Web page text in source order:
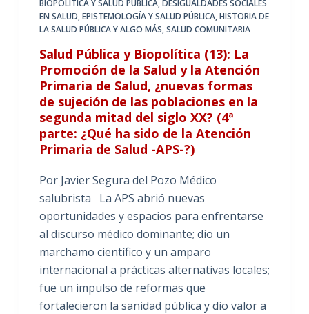
BIOPOLÍTICA Y SALUD PUBLICA,DESIGUALDADES SOCIALES
EN SALUD,EPISTEMOLOGÍA Y SALUD PÚBLICA,HISTORIA DE
LA SALUD PÚBLICA Y ALGO MÁS,SALUD COMUNITARIA
Salud Pública y Biopolítica (13): La
Promoción de la Salud y la Atención
Primaria de Salud, ¿nuevas formas
de sujeción de las poblaciones en la
segunda mitad del siglo XX? (4ª
parte: ¿Qué ha sido de la Atención
Primaria de Salud -APS-?)
Por Javier Segura del Pozo Médico
salubrista La APS abrió nuevas
oportunidades y espacios para enfrentarse
al discurso médico dominante; dio un
marchamo científico y un amparo
internacional a prácticas alternativas locales;
fue un impulso de reformas que
fortalecieron la sanidad pública y dio valor a